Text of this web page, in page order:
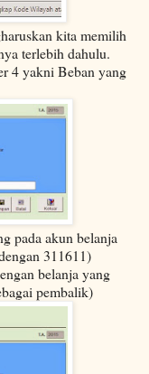
kita memilih
terlebih dahulu.
4 yakni Beban yang
pada akun belanja
311611)
belanja yang
pembalik)